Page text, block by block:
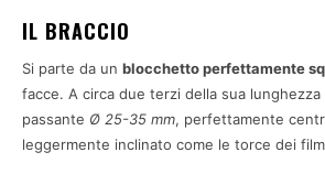
IL BRACCIO
Si parte da un blocchetto perfettamente
facce. A circa due terzi della sua
passante Ø 25-35 mm, perfettamente
leggermente inclinato come le torce dei